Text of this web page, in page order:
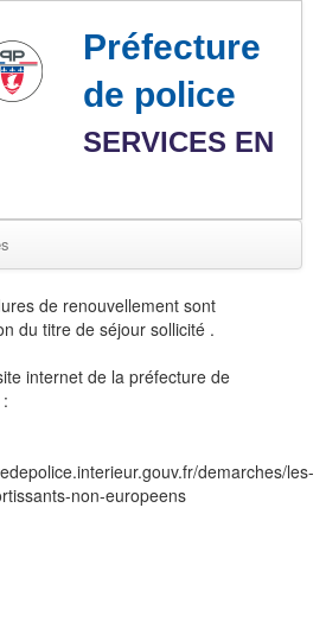
Préfecture
de police
SERVICES EN
de renouvellement sont
du titre de séjour sollicité .
internet de la préfecture de
demarches/les-
non-europeens